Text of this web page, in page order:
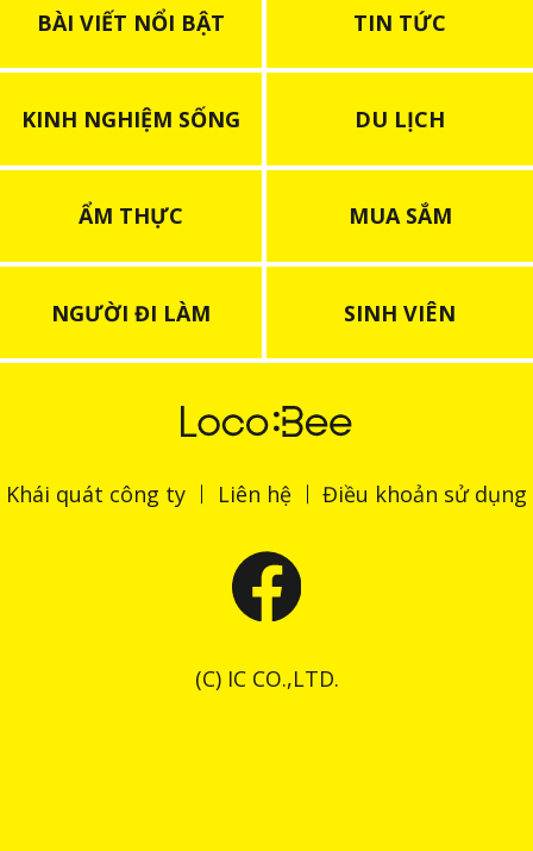
BÀI VIẾT NỔI BẬT TIN TỨC
KINH NGHIỆM SỐNG DU LỊCH
ẨM THỰC MUA SẮM
NGƯỜI ĐI LÀM SINH VIÊN
Khái quát công ty Liên hệ Điều khoản sử dụng
(C) IC CO.,LTD.